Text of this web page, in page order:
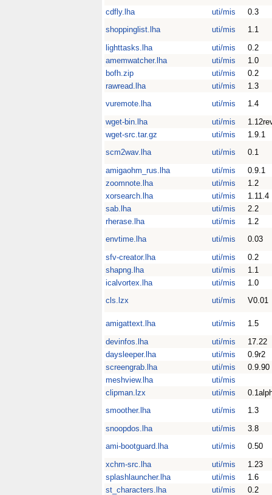
cdfly.lha
uti/mis
0.3
shoppinglist.lha
uti/mis
1.1
lighttasks.lha
uti/mis
0.2
amemwatcher.lha
uti/mis
1.0
bofh.zip
uti/mis
0.2
rawread.lha
uti/mis
1.3
vuremote.lha
uti/mis
1.4
wget-bin.lha
uti/mis
wget-src.tar.gz
uti/mis
1.9.1
scm2wav.lha
uti/mis
0.1
amigaohm_rus.lha
uti/mis
0.9.1
zoomnote.lha
uti/mis
1.2
xorsearch.lha
uti/mis
1.11.4
sab.lha
uti/mis
2.2
rherase.lha
uti/mis
1.2
envtime.lha
uti/mis
0.03
sfv-creator.lha
uti/mis
0.2
shapng.lha
uti/mis
1.1
icalvortex.lha
uti/mis
1.0
cls.lzx
uti/mis V0.01
amigattext.lha uti/mis
1.5
devinfos.lha
uti/mis
17.22
daysleeper.lha
uti/mis
0.9r2
screengrab.lha
uti/mis
0.9.90
meshview.lha
uti/mis
clipman.lzx
uti/mis
smoother.lha
uti/mis
1.3
snoopdos.lha
uti/mis
3.8
ami-bootguard.lha
uti/mis
0.50
xchm-src.lha
uti/mis
1.23
splashlauncher.lha
uti/mis
1.6
st_characters.lha
uti/mis
0.2